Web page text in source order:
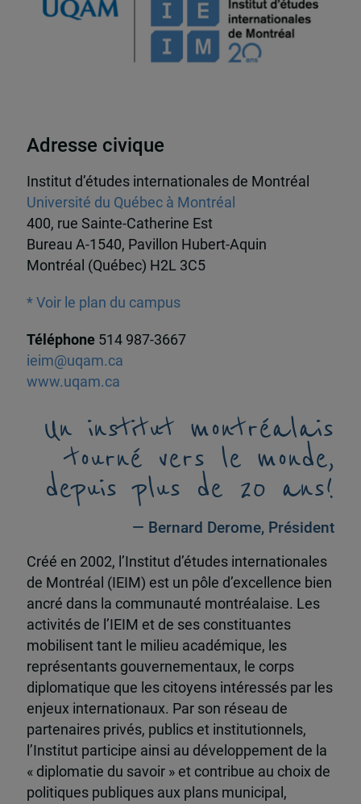
Adresse civique
Institut d’études internationales de Montréal
Université du Québec à Montréal
400, rue Sainte-Catherine Est
Bureau A-1540, Pavillon Hubert-Aquin
Montréal (Québec) H2L 3C5
* Voir le plan du campus
Téléphone 514 987-3667
ieim@uqam.ca
www.uqam.ca
Un institut montréalais
tourné vers le monde,
depuis plus de 20 ans!
— Bernard Derome, Président
Créé en 2002, l’Institut d’études internationales
de Montréal (IEIM) est un pôle d’excellence bien
ancré dans la communauté montréalaise. Les
activités de l’IEIM et de ses constituantes
mobilisent tant le milieu académique, les
représentants gouvernementaux, le corps
diplomatique que les citoyens intéressés par les
enjeux internationaux. Par son réseau de
partenaires privés, publics et institutionnels,
l’Institut participe ainsi au développement de la
« diplomatie du savoir » et contribue au choix de
politiques publiques aux plans municipal,